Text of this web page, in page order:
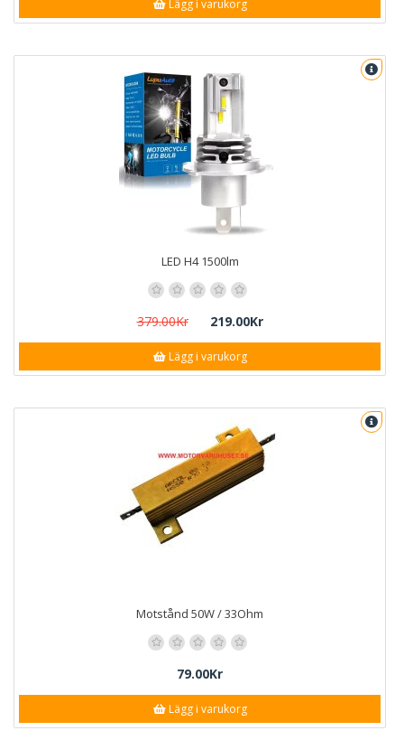
Lägg i varukorg
LED H4 1500lm
379.00Kr 219.00Kr
Lägg i varukorg
Motstånd 50W / 33Ohm
79.00Kr
Lägg i varukorg